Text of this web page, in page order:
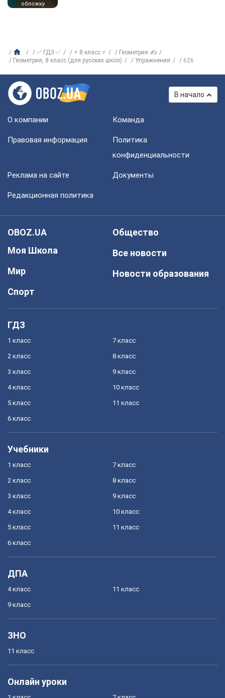
обложку
✅ ГДЗ ✅ ⚡ 8 класс ⚡
Геометрия ✍
Геометрия, 8 класс (для русских школ)
Упражнения 626
В начало
О компании Команда
Правовая информация
Политика
конфиденциальности
Реклама на сайте Документы
Редакционная политика
OBOZ.UA
Моя Школа
Мир
Спорт
Общество
Все новости
Новости образования
ГДЗ
1 класс
2 класс
3 класс
4 класс
5 класс
6 класс
7 класс
8 класс
9 класс
10 класс
11 класс
Учебники
1 класс
2 класс
3 класс
4 класс
5 класс
6 класс
7 класс
8 класс
9 класс
10 класс
11 класс
ДПА
4 класс
9 класс
11 класс
ЗНО
11 класс
Онлайн уроки